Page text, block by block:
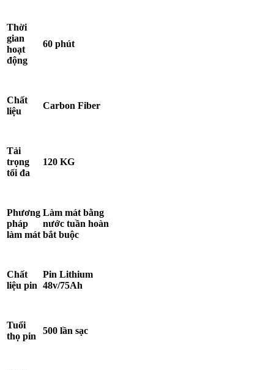
Thời
gian
hoạt
động
60 phút
Chất
liệu
Carbon Fiber
Tải
trọng
tối đa
120 KG
Phương
pháp
làm mát
Làm mát bằng
nước tuần hoàn
bắt buộc
Chất
liệu pin
Pin Lithium
48v/75Ah
Tuổi
thọ pin
500 lần sạc